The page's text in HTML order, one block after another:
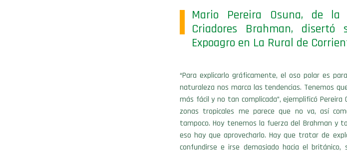
Mario Pereira Osuna, de la
Criadores Brahman,
Expoagro en La Rural de
“Para explicarlo gráficamente, el oso polar es
naturaleza nos marca las tendencias. Tenemos
más fácil y no tan complicada”, ejemplificó Pereira
zonas tropicales me parece que no va, así
tampoco. Hoy tenemos la fuerza del Brahman y
eso hay que aprovecharlo. Hay que tratar de
confundirse e irse demasiado hacia el